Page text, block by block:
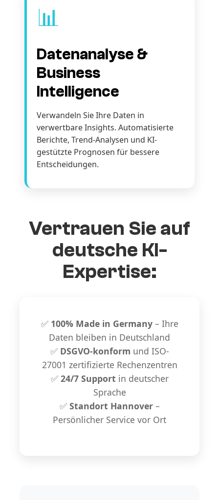
📊
Datenanalyse &
Business
Intelligence
Verwandeln Sie Ihre Daten in
verwertbare Insights. Automatisierte
Berichte, Trend-Analysen und KI-
gestützte Prognosen für bessere
Entscheidungen.
Vertrauen Sie auf
deutsche KI-
Expertise:
✅ 100% Made in Germany– Ihre
Daten bleiben in Deutschland
✅ DSGVO-konform und ISO-
27001 zertifizierte Rechenzentren
✅ 24/7 Support in deutscher
Sprache
✅ Standort Hannover–
Persönlicher Service vor Ort